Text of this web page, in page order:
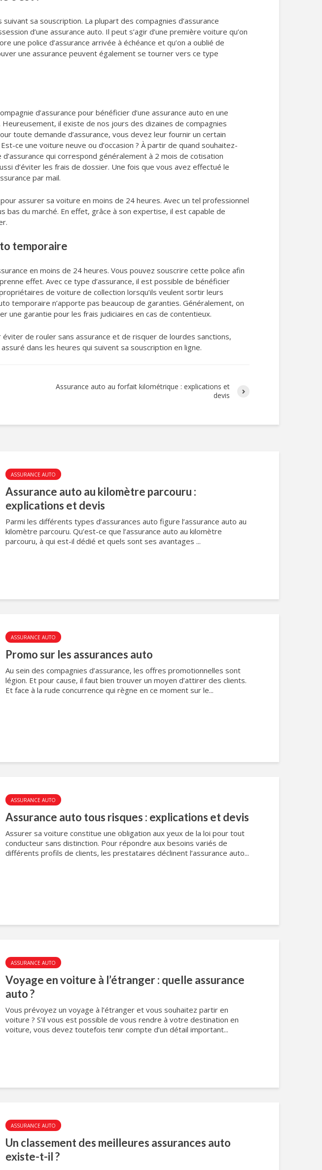
sa souscription. La plupart des compagnies d’assurance
d’une assurance auto. Il peut s’agir d’une première voiture qu’on
une police d’assurance arrivée à échéance et qu’on a oublié de
une assurance peuvent également se tourner vers ce type
d’assurance pour bénéficier d’une assurance auto en une
il existe de nos jours des dizaines de compagnies
toute demande d’assurance, vous devez leur fournir un certain
ce une voiture neuve ou d’occasion ? À partir de quand souhaitez-
qui correspond généralement à 2 mois de cotisation
d’éviter les frais de dossier. Une fois que vous avez effectué le
par mail.
assurer sa voiture en moins de 24 heures. Avec un tel professionnel
du marché. En effet, grâce à son expertise, il est capable de
temporaire
en moins de 24 heures. Vous pouvez souscrire cette police afin
effet. Avec ce type d’assurance, il est possible de bénéficier
de voiture de collection lorsqu’ils veulent sortir leurs
temporaire n’apporte pas beaucoup de garanties. Généralement, on
une garantie pour les frais judiciaires en cas de contentieux.
de rouler sans assurance et de risquer de lourdes sanctions,
dans les heures qui suivent sa souscription en ligne.
Assurance auto au forfait kilométrique : explications et
devis
ASSURANCE AUTO
Assurance auto au kilomètre parcouru :
explications et devis
Parmi les différents types d’assurances auto figure l’assurance auto au
kilomètre parcouru. Qu’est-ce que l’assurance auto au kilomètre
parcouru, à qui est-il dédié et quels sont ses avantages ...
ASSURANCE AUTO
Promo sur les assurances auto
Au sein des compagnies d’assurance, les offres promotionnelles sont
légion. Et pour cause, il faut bien trouver un moyen d’attirer des clients.
Et face à la rude concurrence qui règne en ce moment sur le...
ASSURANCE AUTO
Assurance auto tous risques : explications et devis
Assurer sa voiture constitue une obligation aux yeux de la loi pour tout
conducteur sans distinction. Pour répondre aux besoins variés de
différents profils de clients, les prestataires déclinent l’assurance auto...
ASSURANCE AUTO
Voyage en voiture à l’étranger : quelle assurance
auto ?
Vous prévoyez un voyage à l’étranger et vous souhaitez partir en
voiture ? S’il vous est possible de vous rendre à votre destination en
voiture, vous devez toutefois tenir compte d’un détail important...
ASSURANCE AUTO
Un classement des meilleures assurances auto
existe-t-il ?